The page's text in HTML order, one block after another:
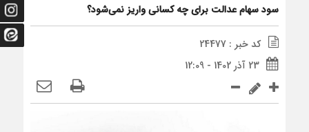
سود سهام عدالت برای چه کسانی واریز نمی‌شود؟
کد خبر : 24477
23 آذر 1402 - 12:09